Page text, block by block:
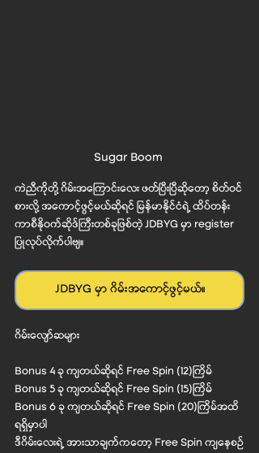
Sugar Boom
ကဲညီကိုတို့ ဂိမ်းအကြောင်းလေး ဖတ်ပြီးပြီဆိုတော့ စိတ်၀င်
စားလို့ အကောင့်ဖွင့်မယ်ဆိုရင် မြန်မာနိုင်ငံရဲ့ ထိပ်တန်း
ကာစီနို၀က်ဆိုဒ်ကြီးတစ်ခုဖြစ်တဲ့ JDBYG မှာ register
ပြုလုပ်လိုက်ပါဗျ။
JDBYG မှာ ဂိမ်းအကောင့်ဖွင့်မယ်။
ဂိမ်းလျော်ဆများ
Bonus 4 ခု ကျတယ်ဆိုရင် Free Spin (12)ကြိမ်
Bonus 5 ခု ကျတယ်ဆိုရင် Free Spin (15)ကြိမ်
Bonus 6 ခု ကျတယ်ဆိုရင် Free Spin (20)ကြိမ်အထိ
ရရှိမှာပါ
ဒီဂိမ်းလေးရဲ့ အားသာချက်ကတော့ Free Spin ကျနေစဉ်